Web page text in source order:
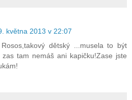
května 2013 v 22:07
dětský ...musela to být
zas tam nemáš ani kapičku!Zase jste